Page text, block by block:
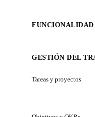
FUNCIONALIDAD
GESTIÓN DEL
Tareas y proyectos